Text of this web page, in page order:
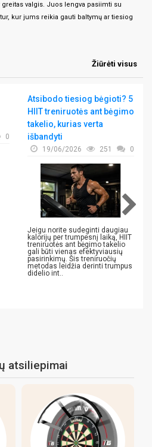
valgis. Juos lengva pasiimti su
kur jums reikia gauti baltymų ar tiesiog
Žiūrėti visus
0
Atsibodo tiesiog bėgioti? 5
HIIT treniruotės ant bėgimo
takelio, kurias verta
išbandyti
19/06/2026 251 0
Jeigu norite sudeginti daugiau
kalorijų per trumpesnį laiką, HIIT
treniruotės ant bėgimo takelio
gali būti vienas efektyviausių
pasirinkimų. Šis treniruočių
metodas leidžia derinti trumpus
didelio int..
atsiliepimai